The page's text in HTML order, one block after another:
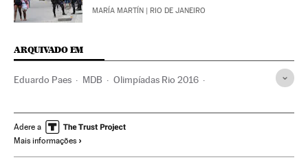
MARÍA MARTÍN | RIO DE JANEIRO
ARQUIVADO EM
Eduardo Paes MDB Olimpíadas Rio 2016
Recessão econômica Jogos Olímpicos
Conjuntura econômica
Adere a
Mais informações